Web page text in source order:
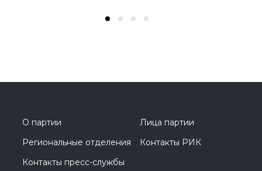
О партии
Лица партии
Региональные отделения
Контакты РИК
Контакты пресс-службы